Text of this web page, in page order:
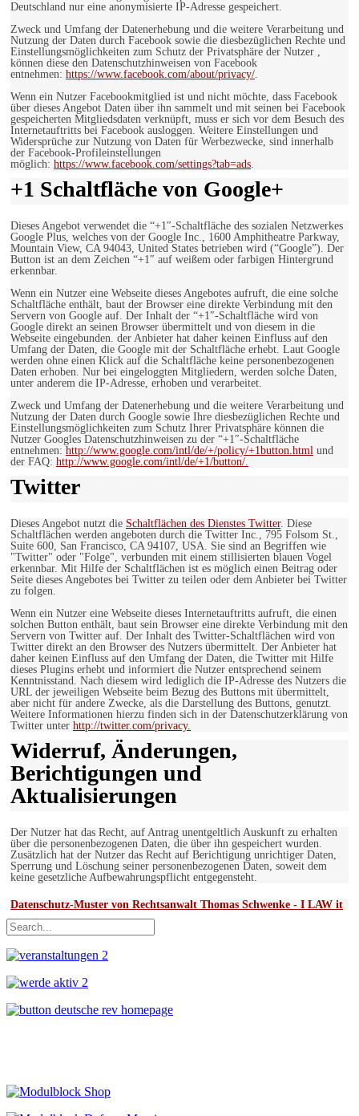
Deutschland nur eine anonymisierte IP-Adresse gespeichert.
Zweck und Umfang der Datenerhebung und die weitere Verarbeitung und
Nutzung der Daten durch Facebook sowie die diesbezüglichen Rechte und
Einstellungsmöglichkeiten zum Schutz der Privatsphäre der Nutzer ,
können diese den Datenschutzhinweisen von Facebook
entnehmen: https://www.facebook.com/about/privacy/.
Wenn ein Nutzer Facebookmitglied ist und nicht möchte, dass Facebook
über dieses Angebot Daten über ihn sammelt und mit seinen bei Facebook
gespeicherten Mitgliedsdaten verknüpft, muss er sich vor dem Besuch des
Internetauftritts bei Facebook ausloggen. Weitere Einstellungen und
Widersprüche zur Nutzung von Daten für Werbezwecke, sind innerhalb
der Facebook-Profileinstellungen
möglich: https://www.facebook.com/settings?tab=ads.
+1 Schaltfläche von Google+
Dieses Angebot verwendet die “+1″-Schaltfläche des sozialen Netzwerkes
Google Plus, welches von der Google Inc., 1600 Amphitheatre Parkway,
Mountain View, CA 94043, United States betrieben wird (“Google”). Der
Button ist an dem Zeichen “+1″ auf weißem oder farbigen Hintergrund
erkennbar.
Wenn ein Nutzer eine Webseite dieses Angebotes aufruft, die eine solche
Schaltfläche enthält, baut der Browser eine direkte Verbindung mit den
Servern von Google auf. Der Inhalt der “+1″-Schaltfläche wird von
Google direkt an seinen Browser übermittelt und von diesem in die
Webseite eingebunden. der Anbieter hat daher keinen Einfluss auf den
Umfang der Daten, die Google mit der Schaltfläche erhebt. Laut Google
werden ohne einen Klick auf die Schaltfläche keine personenbezogenen
Daten erhoben. Nur bei eingeloggten Mitgliedern, werden solche Daten,
unter anderem die IP-Adresse, erhoben und verarbeitet.
Zweck und Umfang der Datenerhebung und die weitere Verarbeitung und
Nutzung der Daten durch Google sowie Ihre diesbezüglichen Rechte und
Einstellungsmöglichkeiten zum Schutz Ihrer Privatsphäre können die
Nutzer Googles Datenschutzhinweisen zu der “+1″-Schaltfläche
entnehmen: http://www.google.com/intl/de/+/policy/+1button.html und
der FAQ: http://www.google.com/intl/de/+1/button/.
Twitter
Dieses Angebot nutzt die Schaltflächen des Dienstes Twitter. Diese
Schaltflächen werden angeboten durch die Twitter Inc., 795 Folsom St.,
Suite 600, San Francisco, CA 94107, USA. Sie sind an Begriffen wie
"Twitter" oder "Folge", verbunden mit einem stillisierten blauen Vogel
erkennbar. Mit Hilfe der Schaltflächen ist es möglich einen Beitrag oder
Seite dieses Angebotes bei Twitter zu teilen oder dem Anbieter bei Twitter
zu folgen.
Wenn ein Nutzer eine Webseite dieses Internetauftritts aufruft, die einen
solchen Button enthält, baut sein Browser eine direkte Verbindung mit den
Servern von Twitter auf. Der Inhalt des Twitter-Schaltflächen wird von
Twitter direkt an den Browser des Nutzers übermittelt. Der Anbieter hat
daher keinen Einfluss auf den Umfang der Daten, die Twitter mit Hilfe
dieses Plugins erhebt und informiert die Nutzer entsprechend seinem
Kenntnisstand. Nach diesem wird lediglich die IP-Adresse des Nutzers die
URL der jeweiligen Webseite beim Bezug des Buttons mit übermittelt,
aber nicht für andere Zwecke, als die Darstellung des Buttons, genutzt.
Weitere Informationen hierzu finden sich in der Datenschutzerklärung von
Twitter unter http://twitter.com/privacy.
Widerruf, Änderungen,
Berichtigungen und
Aktualisierungen
Der Nutzer hat das Recht, auf Antrag unentgeltlich Auskunft zu erhalten
über die personenbezogenen Daten, die über ihn gespeichert wurden.
Zusätzlich hat der Nutzer das Recht auf Berichtigung unrichtiger Daten,
Sperrung und Löschung seiner personenbezogenen Daten, soweit dem
keine gesetzliche Aufbewahrungspflicht entgegensteht.
Datenschutz-Muster von Rechtsanwalt Thomas Schwenke - I LAW it